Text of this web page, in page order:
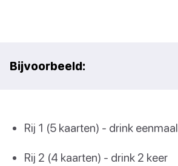
Bijvoorbeeld:
Rij 1 (5 kaarten) - drink eenmaal
Rij 2 (4 kaarten) - drink 2 keer